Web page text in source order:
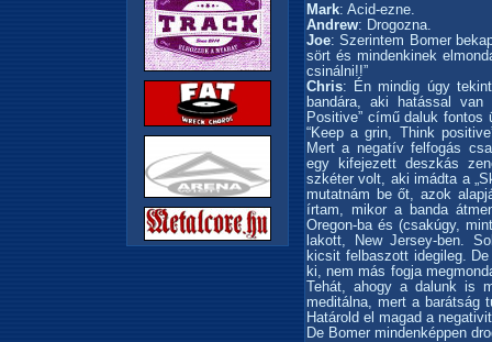
Mark: Acid-ezne.
Andrew: Drogozna.
Joe: Szerintem Bomer
sört és mindenkinek
csinálni!!”
Chris: Én mindig úgy
bandára, aki hatással van
Positive” című daluk
“Keep a grin, Think
Mert a negatív felfogás
egy kifejezett deszkás
szkéter volt, aki imádta a
mutatnám be őt, azok
írtam, mikor a banda
Oregon-ba és (csakúgy,
lakott, New Jersey-ben.
kicsit felbaszott idegileg.
ki, nem más fogja
Tehát, ahogy a dalunk is
meditálna, mert a barátság
Határold el magad a
De Bomer mindenképpen